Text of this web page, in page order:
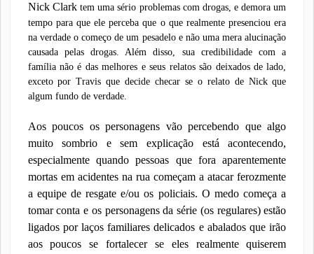
Nick Clarktem uma sério problemas com drogas, e demora um
tempo para que ele perceba que o que realmente presenciou era
na verdade o começo de um pesadelo e não uma mera alucinação
causada pelas drogas. Além disso, sua credibilidade com a
família não é das melhores e seus relatos são deixados de lado,
exceto por Travis que decide checar se o relato de Nick que
algum fundo de verdade.
Aos poucos os personagens vão percebendo que algo
muito sombrio e sem explicação está acontecendo,
especialmente quando pessoas que fora aparentemente
mortas em acidentes na rua começam a atacar ferozmente
a equipe de resgate e/ou os policiais. O medo começa a
tomar conta e os personagens da série (os regulares) estão
ligados por laços familiares delicados e abalados que irão
aos poucos se fortalecer se eles realmente quiserem